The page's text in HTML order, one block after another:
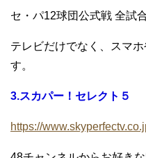
セ・パ12球団公式戦 全試
テレビだけでなく、スマ
す。
3.スカパー！セレクト５
https://